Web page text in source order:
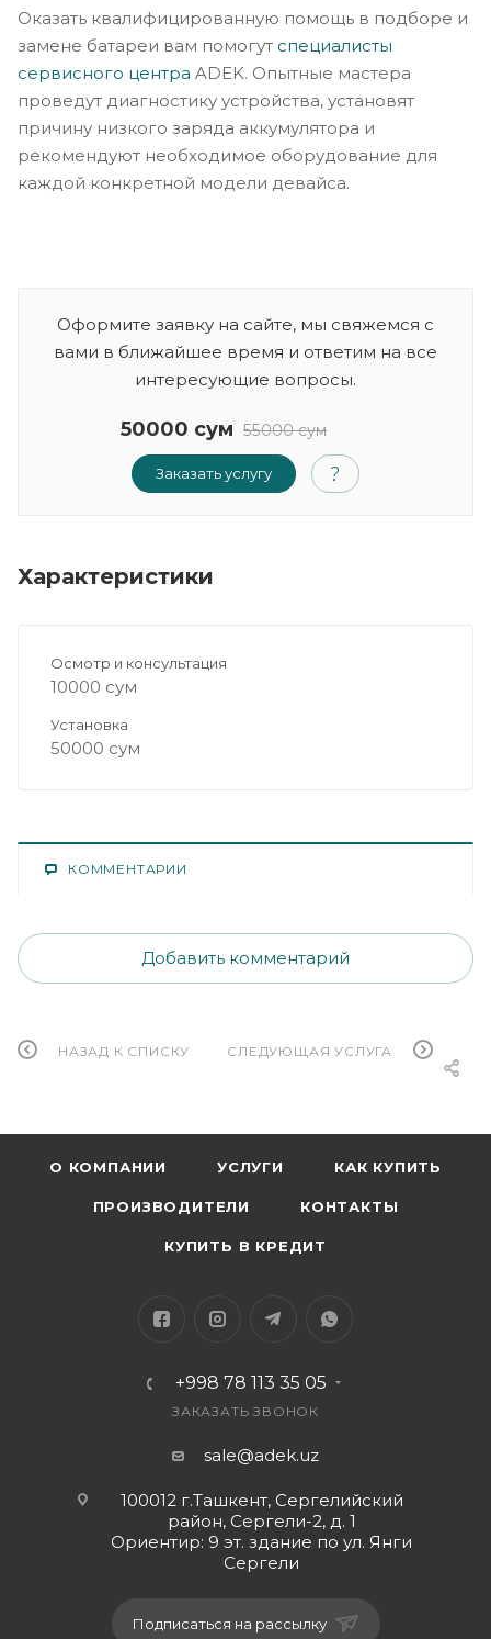
Оказать квалифицированную помощь в подборе и
замене батареи вам помогут специалисты
сервисного центра ADEK. Опытные мастера
проведут диагностику устройства, установят
причину низкого заряда аккумулятора и
рекомендуют необходимое оборудование для
каждой конкретной модели девайса.
Оформите заявку на сайте, мы свяжемся с
вами в ближайшее время и ответим на все
интересующие вопросы.
50000 сум 55000 сум
Заказать услугу
Характеристики
Осмотр и консультация
10000 сум
Установка
50000 сум
КОММЕНТАРИИ
Добавить комментарий
НАЗАД К СПИСКУ СЛЕДУЮЩАЯ УСЛУГА
О КОМПАНИИ УСЛУГИ КАК КУПИТЬ
ПРОИЗВОДИТЕЛИ КОНТАКТЫ
КУПИТЬ В КРЕДИТ
+998 78 113 35 05
ЗАКАЗАТЬ ЗВОНОК
sale@adek.uz
100012 г.Ташкент, Сергелийский
район, Сергели-2, д. 1
Ориентир: 9 эт. здание по ул. Янги
Сергели
Подписаться на рассылку